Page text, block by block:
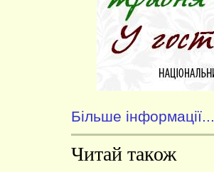
Більше інформації...
Читай також